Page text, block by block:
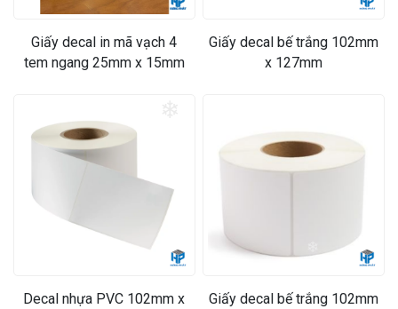
Giấy decal in mã vạch 4
tem ngang 25mm x 15mm
Giấy decal bế trắng 102mm
x 127mm
Decal nhựa PVC 102mm x
Giấy decal bế trắng 102mm